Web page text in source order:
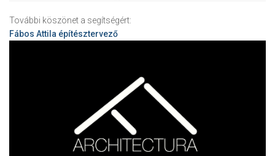
További köszönet a segítségért:
Fábos Attila építésztervező